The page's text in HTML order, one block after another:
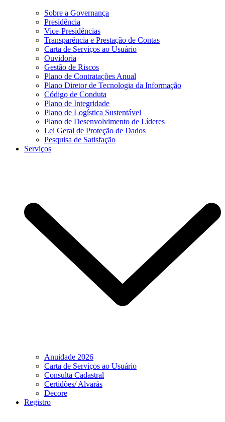
Sobre a Governança
Presidência
Vice-Presidências
Transparência e Prestação de Contas
Carta de Serviços ao Usuário
Ouvidoria
Gestão de Riscos
Plano de Contratações Anual
Plano Diretor de Tecnologia da Informação
Código de Conduta
Plano de Integridade
Plano de Logística Sustentável
Plano de Desenvolvimento de Líderes
Lei Geral de Proteção de Dados
Pesquisa de Satisfação
Serviços
Anuidade 2026
Carta de Serviços ao Usuário
Consulta Cadastral
Certidões/ Alvarás
Decore
Registro